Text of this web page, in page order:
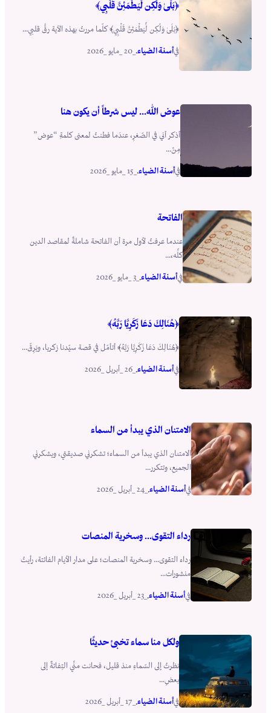
﴿بَلَىٰ وَلَٰكِن لِّيَطْمَئِنَّ قَلْبِي﴾
﴿بَلَىٰ وَلَٰكِن لِّيَطْمَئِنَّ قَلْبِي﴾ كلّما مررتُ بهذه الآية رقَّ قلبي...
فيأسنة الضياء.
عوض الله… ليس شرطاً أن يكون هنا
أذكر أني في الصّغرِ، عندَما فطنتُ لمعنى كلمةِ “عوض”
مِنْ...
فيأسنة الضياء.
الفاتحة
عندما عرفتُ لأول مرة أن الفاتحة شاملةٌ لمقاصد الدين
كلِّه،...
فيأسنة الضياء.
﴿هُنَالِكَ دَعَا زَكَرِيَّا رَبَّهُ﴾
﴿هُنَالِكَ دَعَا زَكَرِيَّا رَبَّهُ﴾ أتأمّل في قصة سيّدنا زكريا، ويَرِقّ...
فيأسنة الضياء.
الامتنان الذي يبدأ من السماء
الامتنان الذي يبدأ من السماء؛ تشكرني صديقتي، ويشكرني
الجميع، وتتكرر...
فيأسنة الضياء.
رداء التقوى… وسخرية المنصات
رداء التقوى… وسخرية المنصات؛ على مدار الأيام الفائتة، رأيتُ
منشورات...
فيأسنة الضياء. _23 _أبريل _2026
ولكل منا سماء تخبئ حديثًا
نظرتُ إلى السّماءِ منذ قليل، فحانت منِّي التِفاتةٌ إلى
بعضِ...
فيأسنة الضياء.